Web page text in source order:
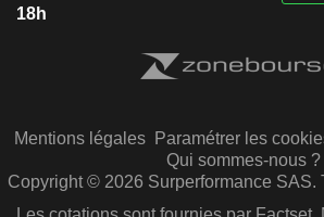
18h
Mentions légales Paramétrer les
Qui sommes-nous ?
Copyright © 2026 Surperformance SAS.